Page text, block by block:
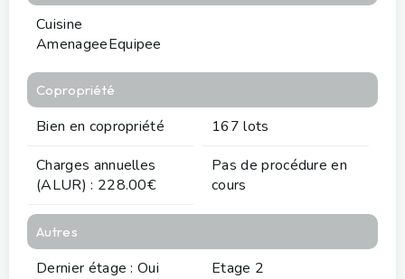
Cuisine
AmenageeEquipee
Copropriété
Bien en copropriété
167 lots
Charges annuelles
(ALUR) : 228.00€
Pas de procédure en
cours
Autres
Dernier étage : Oui
Etage 2